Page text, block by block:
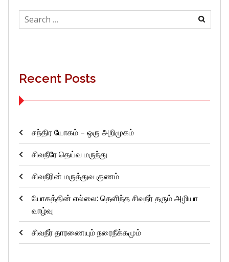
Search
for:
Recent Posts
சந்திர யோகம் – ஒரு அறிமுகம்
சிவநீரே தெய்வ மருந்து
சிவநீரின் மருத்துவ குணம்
யோகத்தின் எல்லை: தெளிந்த சிவநீர் தரும் அழியா
வாழ்வு
சிவநீர் தாரணையும் நரைநீக்கமும்